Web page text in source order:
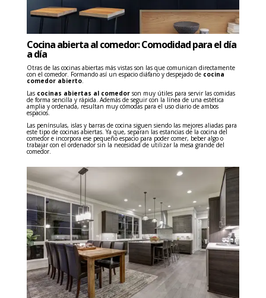
Cocina abierta al comedor: Comodidad para el día
a día
Otras de las cocinas abiertas más vistas son las que comunican directamente
con el comedor. Formando así un espacio diáfano y despejado de cocina
comedor abierto.
Las cocinas abiertas al comedorson muy útiles para servir las comidas
de forma sencilla y rápida. Además de seguir con la línea de una estética
amplia y ordenada, resultan muy cómodas para el uso diario de ambos
espacios.
Las penínsulas, islas y barras de cocina siguen siendo las mejores aliadas para
este tipo de cocinas abiertas. Ya que, separan las estancias de la cocina del
comedor e incorpora ese pequeño espacio para poder comer, beber algo o
trabajar con el ordenador sin la necesidad de utilizar la mesa grande del
comedor.